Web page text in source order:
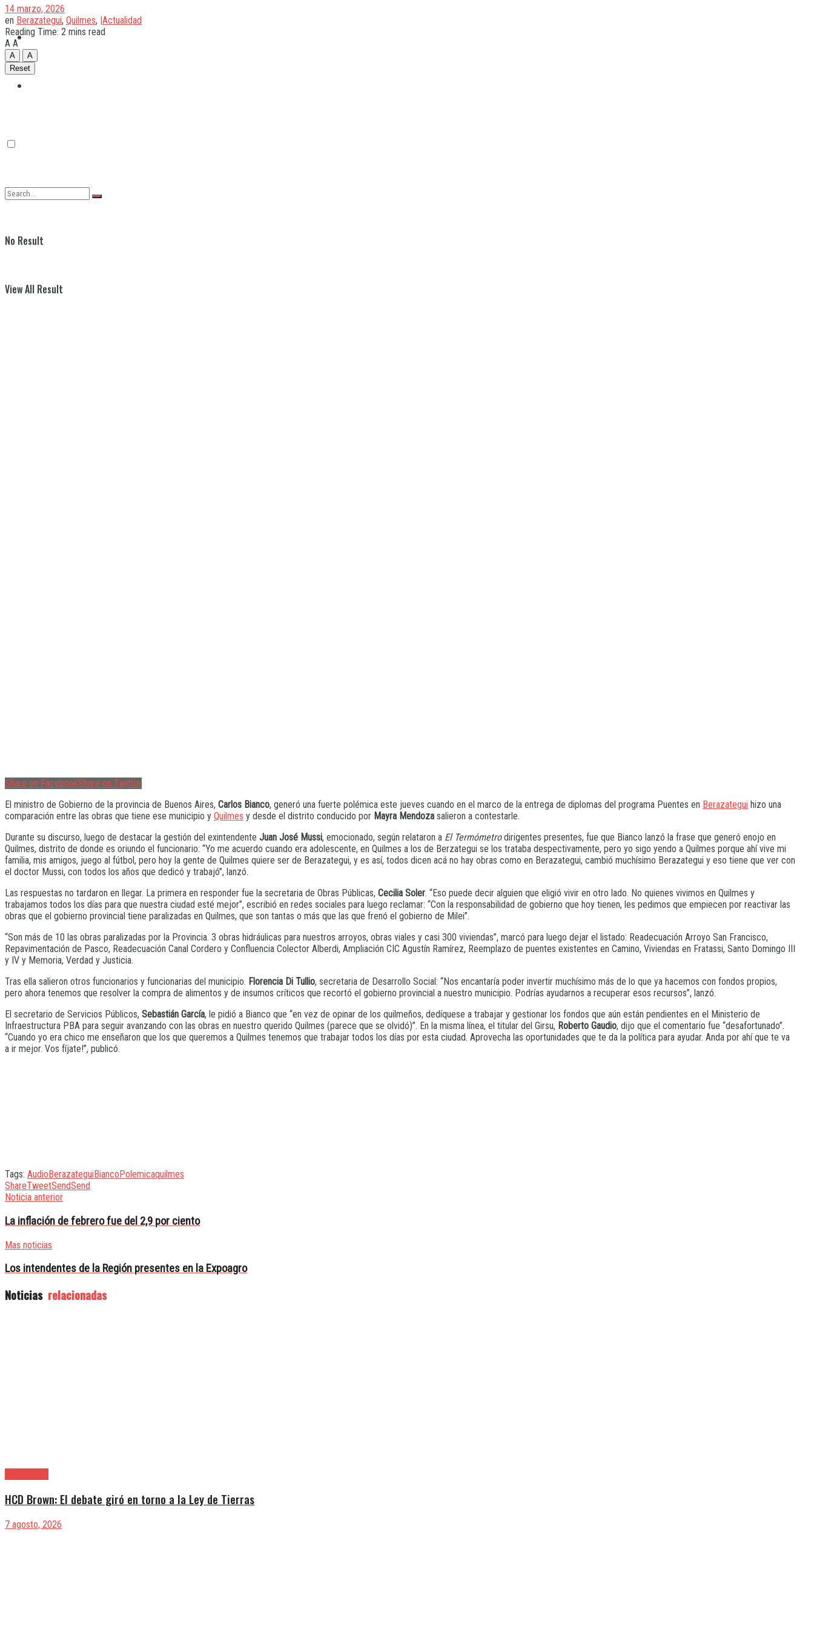
Quilmes
No Result
View All Result
14 marzo, 2026
en Berazategui, Quilmes, |Actualidad
Reading Time: 2 mins read
A A
A
A
Reset
Share on FacebookShare on Twitter
El ministro de Gobierno de la provincia de Buenos Aires, Carlos Bianco, generó una fuerte polémica este jueves cuando en el marco de la entrega de diplomas del programa Puentes en Berazategui hizo una
comparación entre las obras que tiene ese municipio y Quilmes y desde el distrito conducido por Mayra Mendoza salieron a contestarle.
Durante su discurso, luego de destacar la gestión del exintendente Juan José Mussi, emocionado, según relataron a El Termómetrodirigentes presentes, fue que Bianco lanzó la frase que generó enojo en
Quilmes, distrito de donde es oriundo el funcionario: “Yo me acuerdo cuando era adolescente, en Quilmes a los de Berzategui se los trataba despectivamente, pero yo sigo yendo a Quilmes porque ahí vive mi
familia, mis amigos, juego al fútbol, pero hoy la gente de Quilmes quiere ser de Berazategui, y es así, todos dicen acá no hay obras como en Berazategui, cambió muchísimo Berazategui y eso tiene que ver con
el doctor Mussi, con todos los años que dedicó y trabajó”, lanzó.
Las respuestas no tardaron en llegar. La primera en responder fue la secretaria de Obras Públicas, Cecilia Soler. “Eso puede decir alguien que eligió vivir en otro lado. No quienes vivimos en Quilmes y
trabajamos todos los días para que nuestra ciudad esté mejor”, escribió en redes sociales para luego reclamar: “Con la responsabilidad de gobierno que hoy tienen, les pedimos que empiecen por reactivar las
obras que el gobierno provincial tiene paralizadas en Quilmes, que son tantas o más que las que frenó el gobierno de Milei”.
“Son más de 10 las obras paralizadas por la Provincia. 3 obras hidráulicas para nuestros arroyos, obras viales y casi 300 viviendas”, marcó para luego dejar el listado: Readecuación Arroyo San Francisco,
Repavimentación de Pasco, Readecuación Canal Cordero y Confluencia Colector Alberdi, Ampliación CIC Agustín Ramírez, Reemplazo de puentes existentes en Camino, Viviendas en Fratassi, Santo Domingo III
y IV y Memoria, Verdad y Justicia.
Tras ella salieron otros funcionarios y funcionarias del municipio. Florencia Di Tullio, secretaria de Desarrollo Social: “Nos encantaría poder invertir muchísimo más de lo que ya hacemos con fondos propios,
pero ahora tenemos que resolver la compra de alimentos y de insumos críticos que recortó el gobierno provincial a nuestro municipio. Podrías ayudarnos a recuperar esos recursos”, lanzó.
El secretario de Servicios Públicos, Sebastián García, le pidió a Bianco que “en vez de opinar de los quilmeños, dedíquese a trabajar y gestionar los fondos que aún están pendientes en el Ministerio de
Infraestructura PBA para seguir avanzando con las obras en nuestro querido Quilmes (parece que se olvidó)”. En la misma línea, el titular del Girsu, Roberto Gaudio, dijo que el comentario fue “desafortunado”.
“Cuando yo era chico me enseñaron que los que queremos a Quilmes tenemos que trabajar todos los días por esta ciudad. Aprovecha las oportunidades que te da la política para ayudar. Anda por ahí que te va
a ir mejor. Vos fíjate!”, publicó.
Tags: AudioBerazateguiBiancoPolemicaquilmes
ShareTweetSendSend
Noticia anterior
La inflación de febrero fue del 2,9 por ciento
Mas noticias
Los intendentes de la Región presentes en la Expoagro
Noticias relacionadas
HCD Brown: El debate giró en torno a la Ley de Tierras
7 agosto, 2026